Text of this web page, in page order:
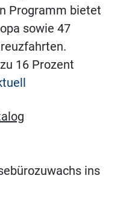
Programm bietet
sowie 47
16 Prozent
ins